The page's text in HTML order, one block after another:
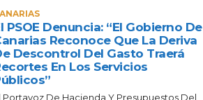
PSOE Denuncia: “El Gobierno De
Reconoce Que La Deriva
Descontrol Del Gasto Traerá
En Los Servicios
Portavoz De Hacienda Y Presupuestos Del